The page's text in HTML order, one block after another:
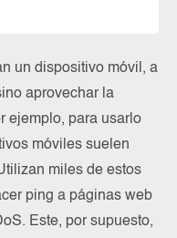
un dispositivo móvil, a
aprovechar la
ejemplo, para usarlo
móviles suelen
miles de estos
ping a páginas web
Este, por supuesto,